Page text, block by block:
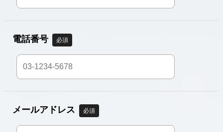
電話番号 必須
メールアドレス 必須